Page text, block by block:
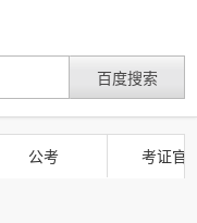
公考 考证官